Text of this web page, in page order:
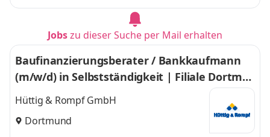
Jobszu dieser Suche per Mail erhalten
Baufinanzierungsberater / Bankkaufmann
(m/w/d) in Selbstständigkeit | Filiale Dortmu
nd
Hüttig & Rompf GmbH
Dortmund